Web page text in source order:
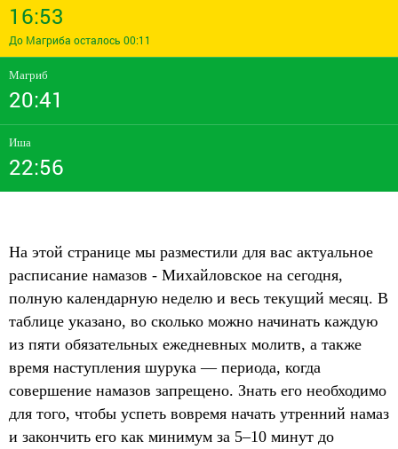
16:53
До Магриба осталось 00:11
Магриб
20:41
Иша
22:56
На этой странице мы разместили для вас актуальное
расписание намазов - Михайловское на сегодня,
полную календарную неделю и весь текущий месяц. В
таблице указано, во сколько можно начинать каждую
из пяти обязательных ежедневных молитв, а также
время наступления шурука — периода, когда
совершение намазов запрещено. Знать его необходимо
для того, чтобы успеть вовремя начать утренний намаз
и закончить его как минимум за 5–10 минут до